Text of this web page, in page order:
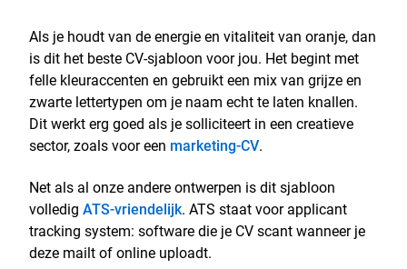
Als je houdt van de energie en vitaliteit van oranje, dan
is dit het beste CV-sjabloon voor jou. Het begint met
felle kleuraccenten en gebruikt een mix van grijze en
zwarte lettertypen om je naam echt te laten knallen.
Dit werkt erg goed als je solliciteert in een creatieve
sector, zoals voor een marketing-CV.
Net als al onze andere ontwerpen is dit sjabloon
volledig ATS-vriendelijk. ATS staat voor applicant
tracking system: software die je CV scant wanneer je
deze mailt of online uploadt.